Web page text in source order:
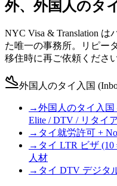
外、外国人のタ
NYC Visa & Translation
た唯一の事務所。リピー
移住時に再ご依頼くださ
外国人のタイ入国
→外国人のタイ入
Elite / DTV / リタイ
→ タイ就労許可 +
→ タイ LTR ビザ (10
人材
→ タイ DTV デジタ